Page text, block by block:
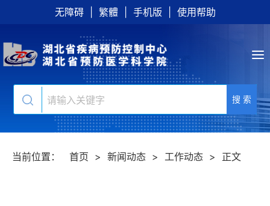
无障碍 繁體 手机版 使用帮助
搜 索
当前位置： 首页 > 新闻动态 > 工作动态 > 正文